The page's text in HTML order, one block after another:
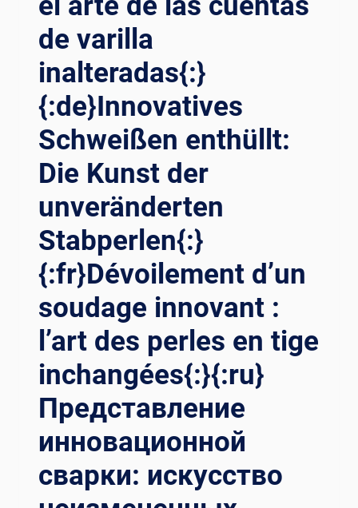
de varilla
inalteradas{:}
{:de}Innovatives
Schweißen enthüllt:
Die Kunst der
unveränderten
Stabperlen{:}
{:fr}Dévoilement d’un
soudage innovant :
l’art des perles en tige
inchangées{:}{:ru}
Представление
инновационной
сварки: искусство